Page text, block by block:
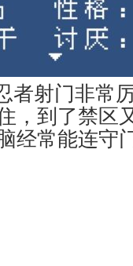
者射门非常
，到了禁区
经常能连守